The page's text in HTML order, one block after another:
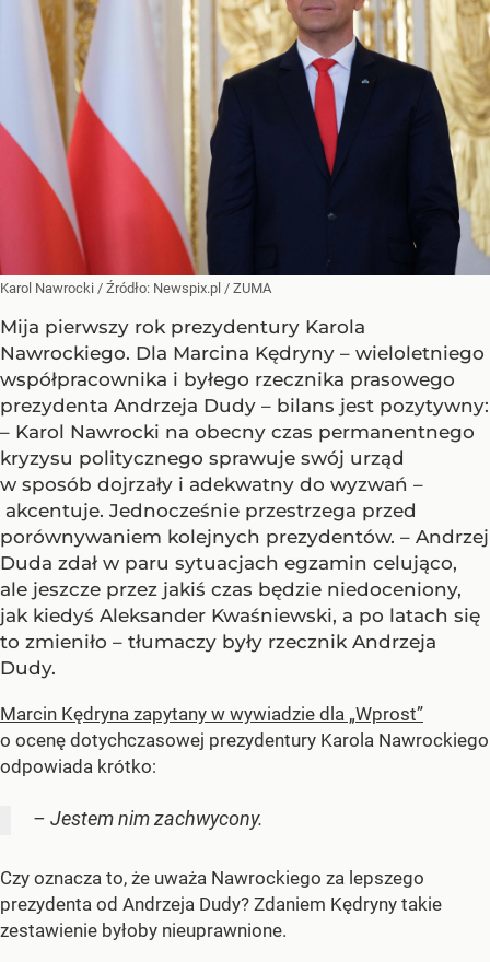
Karol Nawrocki / Źródło: Newspix.pl / ZUMA
Mija pierwszy rok prezydentury Karola
Nawrockiego. Dla Marcina Kędryny – wieloletniego
współpracownika i byłego rzecznika prasowego
prezydenta Andrzeja Dudy – bilans jest pozytywny:
– Karol Nawrocki na obecny czas permanentnego
kryzysu politycznego sprawuje swój urząd
w sposób dojrzały i adekwatny do wyzwań –
akcentuje. Jednocześnie przestrzega przed
porównywaniem kolejnych prezydentów. – Andrzej
Duda zdał w paru sytuacjach egzamin celująco,
ale jeszcze przez jakiś czas będzie niedoceniony,
jak kiedyś Aleksander Kwaśniewski, a po latach się
to zmieniło – tłumaczy były rzecznik Andrzeja
Dudy.
Marcin Kędryna zapytany w wywiadzie dla „Wprost”
o ocenę dotychczasowej prezydentury Karola Nawrockiego
odpowiada krótko:
– Jestem nim zachwycony.
Czy oznacza to, że uważa Nawrockiego za lepszego
prezydenta od Andrzeja Dudy? Zdaniem Kędryny takie
zestawienie byłoby nieuprawnione.